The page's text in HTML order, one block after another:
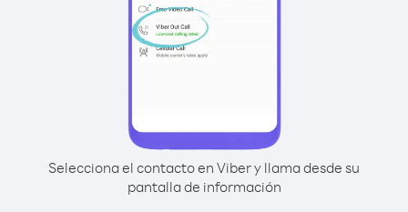
Selecciona el contacto en Viber y llama desde su
pantalla de información